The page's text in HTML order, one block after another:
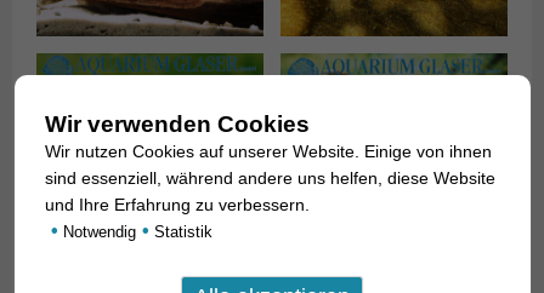
Ein Kennzeichen für die früheren
Wir verwenden Cookies
Wir nutzen Cookies auf unserer Website. Einige von ihnen
sind essenziell, während andere uns helfen, diese Website
und Ihre Erfahrung zu verbessern.
• Notwendig • Statistik